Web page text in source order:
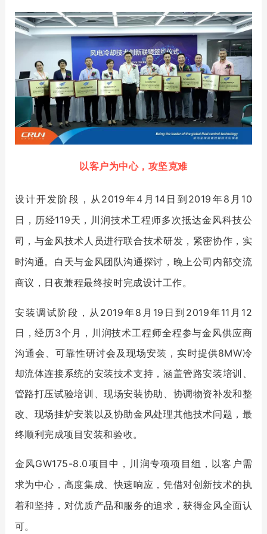
以客户为中心，攻坚克难
设计开发阶段， 从 2019年4月14日到2019年8月10
日，历经119天， 川润技术工程师多次抵达金风科技公
司，与金风技术人员进行联合技术研发，紧密协作，实
时沟通。白天与金风团队沟通探讨，晚上公司内部交流
商议，日夜兼程最终按时完成设计工作。
安装调试阶段，从2019年8月19日到2019年11月12
日，经历3个月，川润技术工程师全程参与金风供应商
沟通会、可靠性研讨会及现场安装，实时提供8MW冷
却流体连接系统的安装技术支持，涵盖管路安装培训、
管路打压试验培训、现场安装协助、协调物资补发和整
改、现场挂炉安装以及协助金风处理其他技术问题，最
终顺利完成项目安装和验收。
金风GW175-8.0项目中， 川润专项项目组，以客户需
求为中心， 高度集成、快速响应， 凭借对创新技术的执
着和坚持，对优质产品和服务的追求，获得金风全面认
可。